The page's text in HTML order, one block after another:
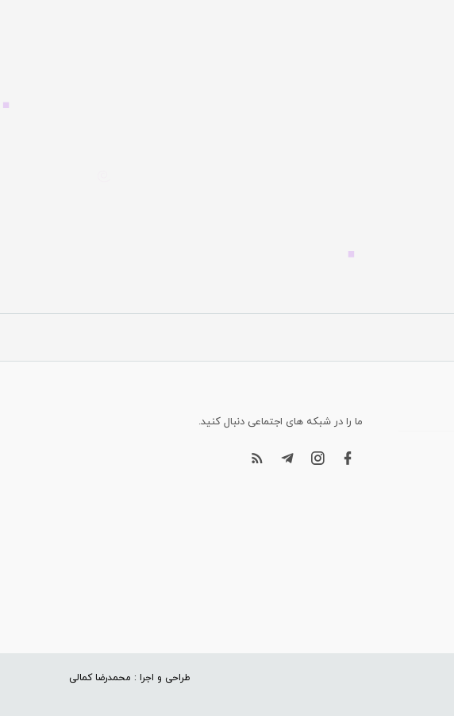
ما را در شبکه های اجتماعی دنبال کنید.
طراحی و اجرا : محمدرضا کمالی